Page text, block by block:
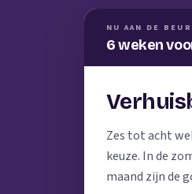
NU AAN DE
6 weken
Zes tot acht
keuze. In de
maand zijn de